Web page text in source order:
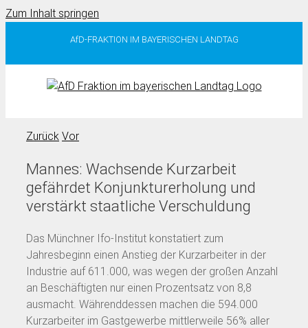
Zum Inhalt springen
AfD-FRAKTION IM BAYERISCHEN LANDTAG
Zurück Vor
Mannes: Wachsende Kurzarbeit
gefährdet Konjunkturerholung und
verstärkt staatliche Verschuldung
Das Münchner Ifo-Institut konstatiert zum
Jahresbeginn einen Anstieg der Kurzarbeiter in der
Industrie auf 611.000, was wegen der großen Anzahl
an Beschäftigten nur einen Prozentsatz von 8,8
ausmacht. Währenddessen machen die 594.000
Kurzarbeiter im Gastgewerbe mittlerweile 56% aller